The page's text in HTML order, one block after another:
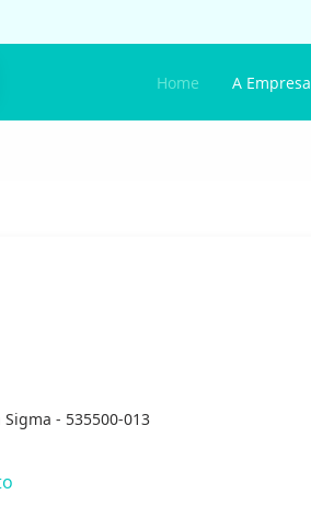
Home A Empresa
- 535500-013